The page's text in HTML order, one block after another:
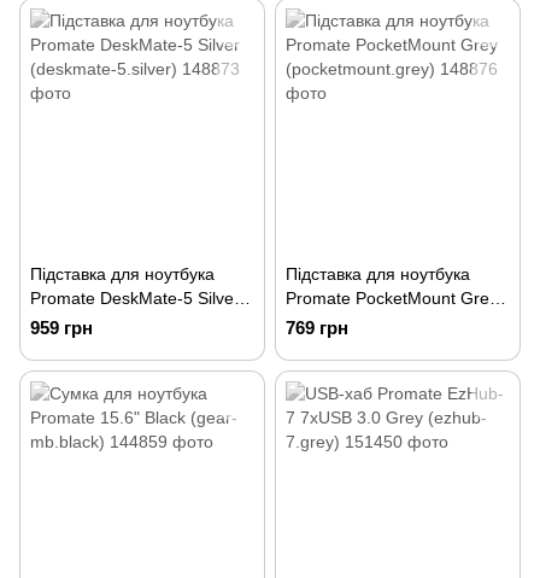
Підставка для ноутбука
Promate DeskMate-5 Silver
(deskmate-5.silver)
959 грн
Підставка для ноутбука
Promate PocketMount Grey
(pocketmount.grey)
769 грн